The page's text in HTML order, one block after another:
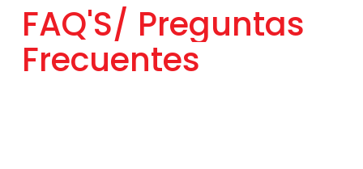
FAQ'S/ Preguntas
Frecuentes